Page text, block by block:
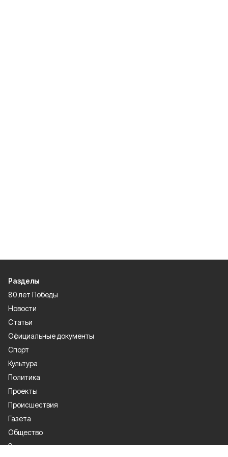
Разделы
80 лет Победы
Новости
Статьи
Официальные документы
Спорт
Культура
Политика
Проекты
Происшествия
Газета
Общество
Экономика